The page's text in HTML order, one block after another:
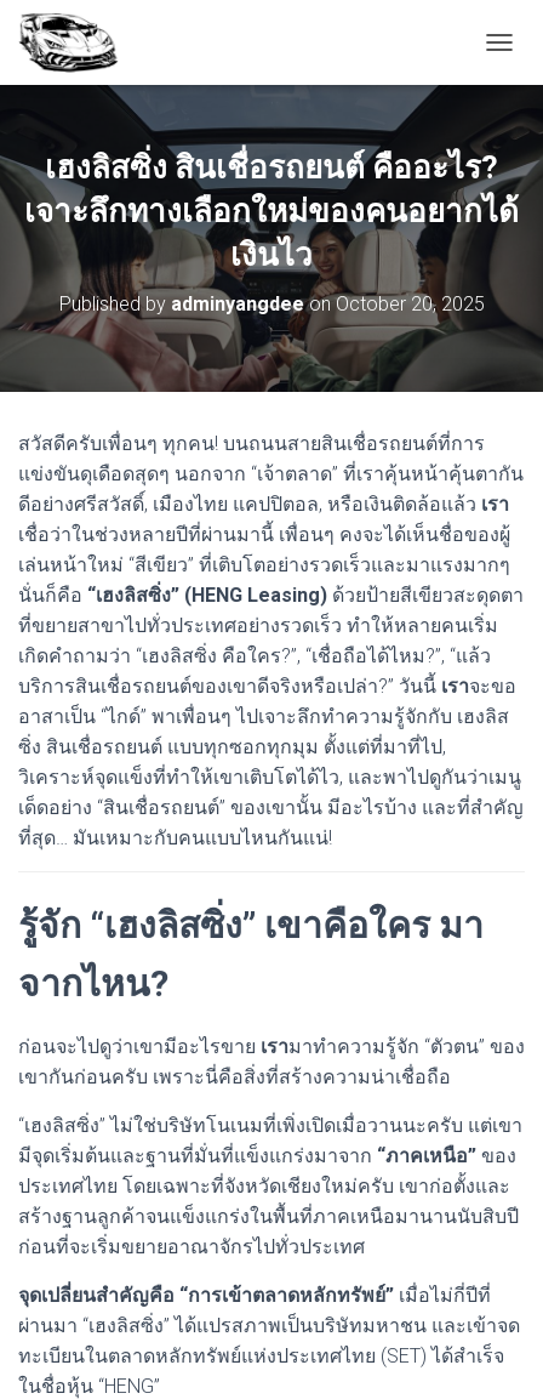
O
G
E
N
A
A
เฮงลิสซิ่ง สินเชื่อรถยนต์ คืออะไร?
เจาะลึกทางเลือกใหม่ของคนอยากได้
เงินไว
Published by adminyangdeeonOctober 20, 2025
สวัสดีครับเพื่อนๆ ทุกคน! บนถนนสายสินเชื่อรถยนต์ที่การ
แข่งขันดุเดือดสุดๆ นอกจาก “เจ้าตลาด” ที่เราคุ้นหน้าคุ้นตากัน
ดีอย่างศรีสวัสดิ์, เมืองไทย แคปปิตอล, หรือเงินติดล้อแล้ว เรา
เชื่อว่าในช่วงหลายปีที่ผ่านมานี้ เพื่อนๆ คงจะได้เห็นชื่อของผู้
เล่นหน้าใหม่ “สีเขียว” ที่เติบโตอย่างรวดเร็วและมาแรงมากๆ
นั่นก็คือ “เฮงลิสซิ่ง” (HENG Leasing) ด้วยป้ายสีเขียวสะดุดตา
ที่ขยายสาขาไปทั่วประเทศอย่างรวดเร็ว ทำให้หลายคนเริ่ม
เกิดคำถามว่า “เฮงลิสซิ่ง คือใคร?”, “เชื่อถือได้ไหม?”, “แล้ว
บริการสินเชื่อรถยนต์ของเขาดีจริงหรือเปล่า?” วันนี้ เราจะขอ
อาสาเป็น “ไกด์” พาเพื่อนๆ ไปเจาะลึกทำความรู้จักกับ เฮงลิส
ซิ่ง สินเชื่อรถยนต์ แบบทุกซอกทุกมุม ตั้งแต่ที่มาที่ไป,
วิเคราะห์จุดแข็งที่ทำให้เขาเติบโตได้ไว, และพาไปดูกันว่าเมนู
เด็ดอย่าง “สินเชื่อรถยนต์” ของเขานั้น มีอะไรบ้าง และที่สำคัญ
ที่สุด… มันเหมาะกับคนแบบไหนกันแน่!
รู้จัก “เฮงลิสซิ่ง” เขาคือใคร มา
จากไหน?
ก่อนจะไปดูว่าเขามีอะไรขาย เรามาทำความรู้จัก “ตัวตน” ของ
เขากันก่อนครับ เพราะนี่คือสิ่งที่สร้างความน่าเชื่อถือ
“เฮงลิสซิ่ง” ไม่ใช่บริษัทโนเนมที่เพิ่งเปิดเมื่อวานนะครับ แต่เขา
มีจุดเริ่มต้นและฐานที่มั่นที่แข็งแกร่งมาจาก “ภาคเหนือ” ของ
ประเทศไทย โดยเฉพาะที่จังหวัดเชียงใหม่ครับ เขาก่อตั้งและ
สร้างฐานลูกค้าจนแข็งแกร่งในพื้นที่ภาคเหนือมานานนับสิบปี
ก่อนที่จะเริ่มขยายอาณาจักรไปทั่วประเทศ
จุดเปลี่ยนสำคัญคือ “การเข้าตลาดหลักทรัพย์” เมื่อไม่กี่ปีที่
ผ่านมา “เฮงลิสซิ่ง” ได้แปรสภาพเป็นบริษัทมหาชน และเข้าจด
ทะเบียนในตลาดหลักทรัพย์แห่งประเทศไทย (SET) ได้สำเร็จ
ในชื่อหุ้น “HENG”